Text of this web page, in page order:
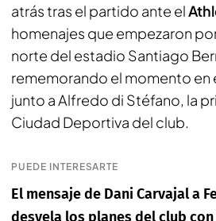
atrás tras el partido ante el
homenajes que empezaron
norte del estadio Santiago
rememorando el momento en
junto a Alfredo di Stéfano, la
Ciudad Deportiva del club.
PUEDE INTERESARTE
El mensaje de Dani Carvajal a
desvela los planes del club